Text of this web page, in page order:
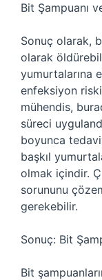
Bit Şampuanı
Sonuç olarak,
olarak
yumurtalarına
enfeksiyon
mühendis,
süreci
boyunca
başkıl
olmak içindir.
sorununu
gerekebilir.
Sonuç: Bit
Bit